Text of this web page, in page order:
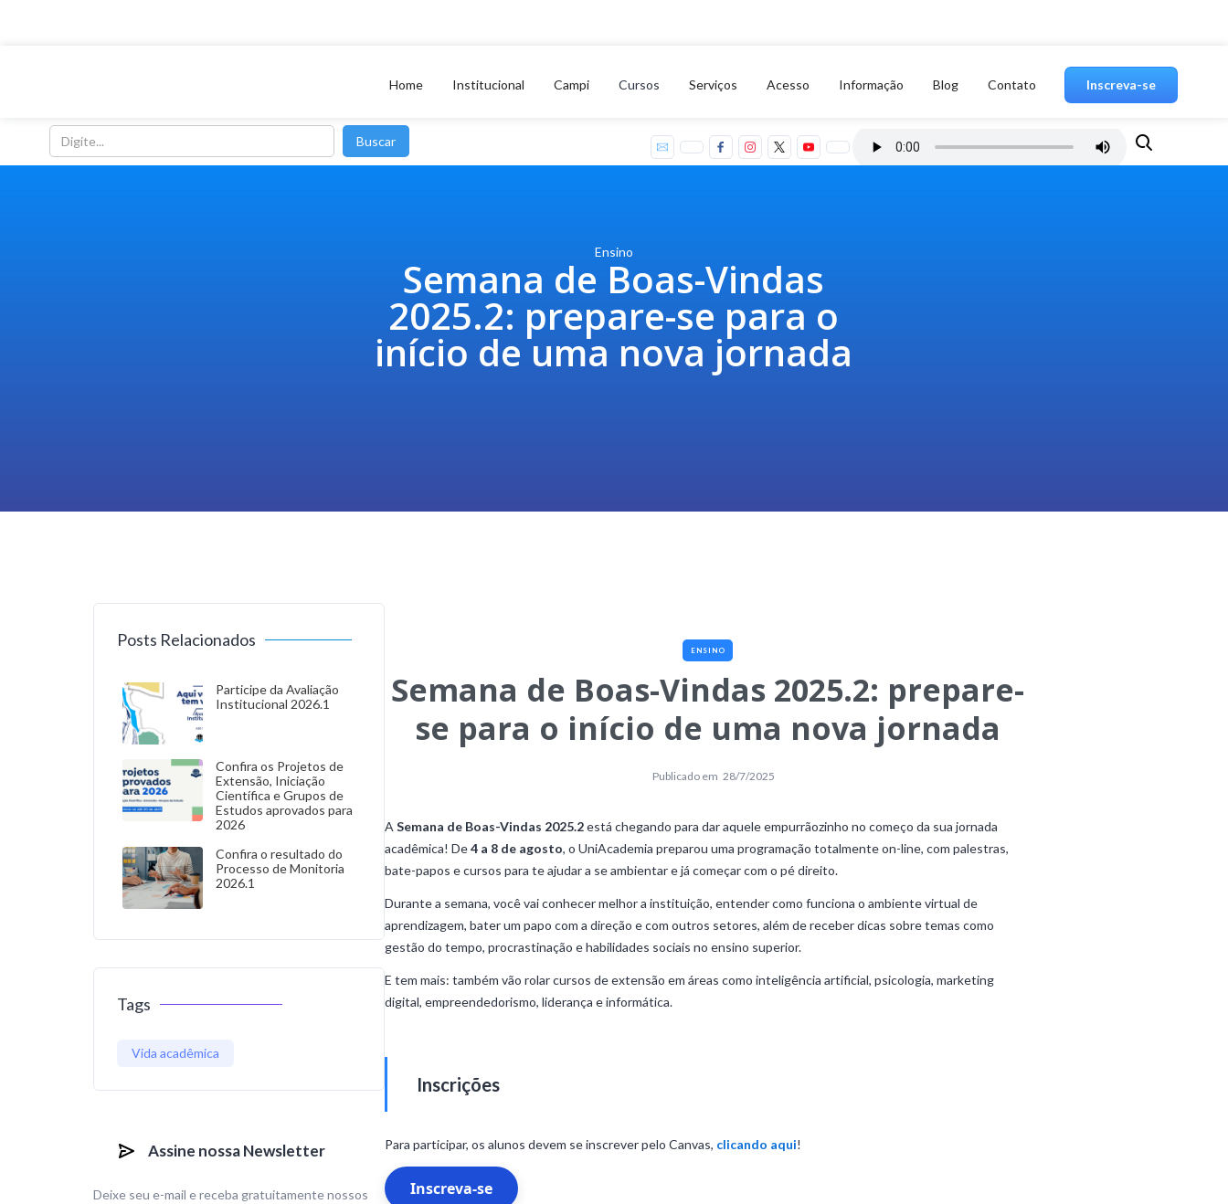
Home Institucional Campi Cursos Serviços Acesso Informação Blog Contato Inscreva-se
Ensino
Semana de Boas-Vindas
2025.2: prepare-se para o
início de uma nova jornada
Posts Relacionados
Participe da Avaliação
Institucional 2026.1
Confira os Projetos de
Extensão, Iniciação
Científica e Grupos de
Estudos aprovados para
2026
Confira o resultado do
Processo de Monitoria
2026.1
Tags
Vida acadêmica
Assine nossa Newsletter
Deixe seu e-mail e receba gratuitamente nossos
ENSINO
Semana de Boas-Vindas 2025.2: prepare-
se para o início de uma nova jornada
Publicado em 28/7/2025
ASemana de Boas-Vindas 2025.2está chegando para dar aquele empurrãozinho no começo da sua jornada
acadêmica! De4 a 8 de agosto, o UniAcademia preparou uma programação totalmente on-line, com palestras,
bate-papos e cursos para te ajudar a se ambientar e já começar com o pé direito.
Durante a semana, você vai conhecer melhor a instituição, entender como funciona o ambiente virtual de
aprendizagem, bater um papo com a direção e com outros setores, além de receber dicas sobre temas como
gestão do tempo, procrastinação e habilidades sociais no ensino superior.
E tem mais: também vão rolar cursos de extensão em áreas como inteligência artificial, psicologia, marketing
digital, empreendedorismo, liderança e informática.
Inscrições
Para participar, os alunos devem se inscrever pelo Canvas, clicando aqui!
Inscreva-se